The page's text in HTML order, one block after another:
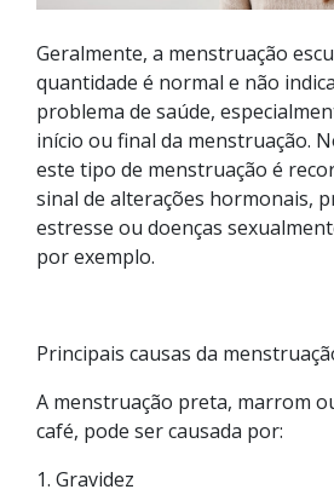
Geralmente, a menstruação
quantidade é normal e não
problema de saúde,
início ou final da menstruação.
este tipo de menstruação é
sinal de alterações hormonais,
estresse ou doenças
por exemplo.
Principais causas da
A menstruação preta, marrom
café, pode ser causada por:
1. Gravidez